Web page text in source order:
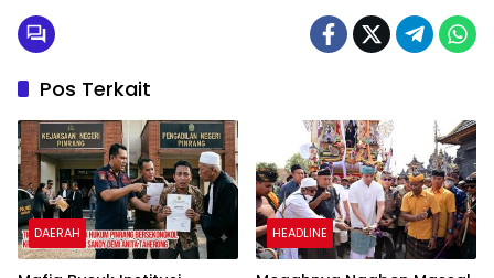
Pos Terkait
DAERAH HEADLINE